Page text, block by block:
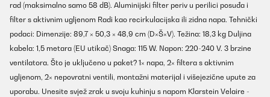
rad (maksimalno samo 58 dB). Aluminijski filter periv u perilici posuđa i
filter s aktivnim ugljenom Radi kao recirkulacijska ili zidna napa. Tehnički
podaci: Dimenzije: 89,7 × 50,3 × 48,9 cm (D×Š×V). Težina: 18,3 kg Duljina
kabela: 1,5 metara (EU utikač) Snaga: 115 W. Napon: 220-240 V. 3 brzine
ventilatora. Što je uključeno u paket? 1× napa, 2× filtera s aktivnim
ugljenom, 2× nepovratni ventili, montažni materijal i višejezične upute za
uporabu. Unesite svjež zrak u svoju kuhinju s napom Klarstein Velaire -